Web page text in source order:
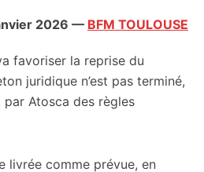
2026 — BFM TOULOUSE
favoriser la reprise du
juridique n’est pas terminé,
Atosca des règles
livrée comme prévue, en